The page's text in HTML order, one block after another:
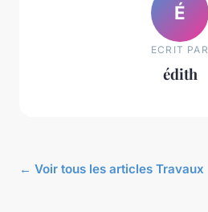
É
ECRIT PAR
édith
← Voir tous les articles Travaux